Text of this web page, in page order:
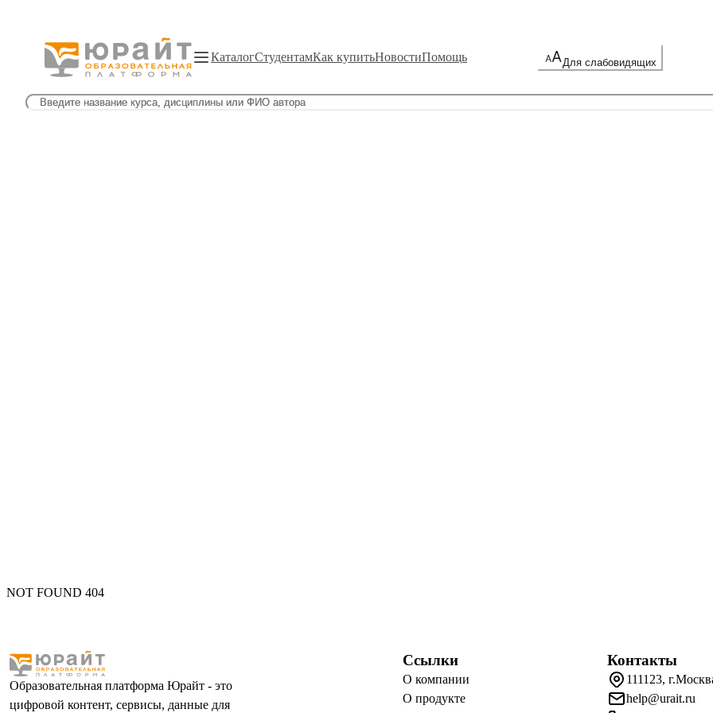
КаталогСтудентамКак купитьНовостиПомощь Для слабовидящих
NOT FOUND 404
Образовательная платформа Юрайт - это
цифровой контент, сервисы, данные для
Ссылки
О компании
О продукте
Контакты
111123,
help@urait.ru